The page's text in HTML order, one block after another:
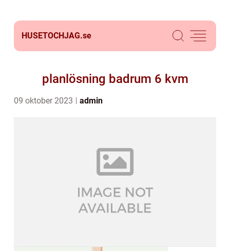
HUSETOCHJAG.se
planlösning badrum 6 kvm
09 oktober 2023 admin